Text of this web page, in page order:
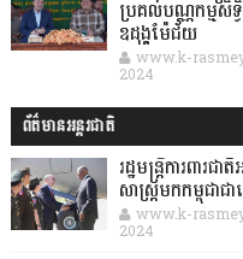
ប្រគល់បណ្ណកម្មសិទ្
ឧដុង្គម៉ែជ័យ
www.k-
2024
ព័ត៌មានអន្តរជាតិ
រដ្ឋមន្រ្តីការពារជ
សាស្រ្តមកកម្ពុជាជ
www.k-
2024